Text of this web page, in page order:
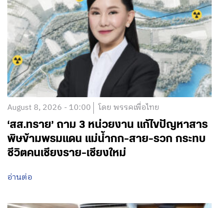
August 8, 2026 - 10:00 โดย พรรคเพื่อไทย
‘สส.ทราย’ ถาม 3 หน่วยงาน แก้ไขปัญหาสาร
พิษข้ามพรมแดน แม่น้ำกก-สาย-รวก กระทบ
ชีวิตคนเชียงราย-เชียงใหม่
อ่านต่อ